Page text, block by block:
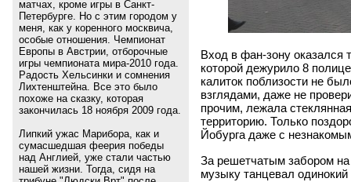
Вход в фан-зону оказался
которой дежурило 8
калиток поблизости не
взглядами, даже не
прочим, лежала
территорию. Только
Йобурга даже с
За решетчатым забором
музыку танцевал
матчах, кроме игры в Санкт-
Петербурге. Но с этим городом у
меня, как у коренного москвича,
особые отношения. Чемпионат
Европы в Австрии, отборочные
игры чемпионата мира-2010 года.
Радость Хельсинки и сомнения
Лихтенштейна. Все это было
похоже на сказку, которая
закончилась 18 ноября 2009 года.
Липкий ужас Марибора, как и
сумасшедшая феерия победы
над Англией, уже стали частью
нашей жизни. Тогда, сидя на